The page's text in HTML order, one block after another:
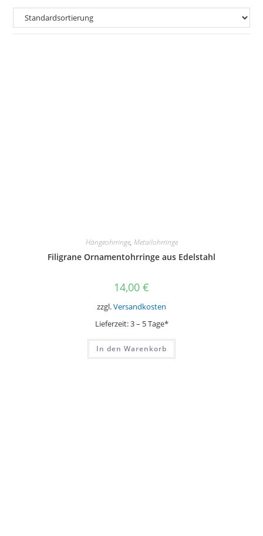
Hängeohrringe, Metallohrringe
Filigrane Ornamentohrringe aus Edelstahl
14,00 €
zzgl.Versandkosten
Lieferzeit:3 – 5 Tage*
In den Warenkorb